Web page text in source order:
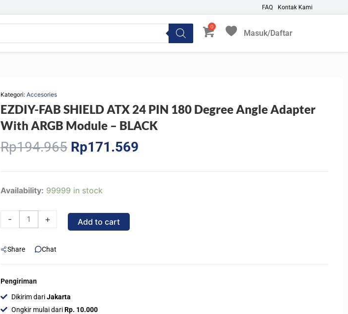
FAQ Kontak Kami
Masuk/Daftar
My Favorites
Kategori: Accesories
EZDIY-FAB SHIELD ATX 24 PIN 180 Degree Angle Adapter
With ARGB Module – BLACK
Rp194.965 Original
price
Rp194.965.
Rp171.569Current
Availability: 99999 in stock
-
EZDIY-
SHIELD
ATX
PIN
Degree
Angle
Adapter
+ Add to cart
Share Chat
Pengiriman
Dikirim dariJakarta
Ongkir mulai dariRp. 10.000